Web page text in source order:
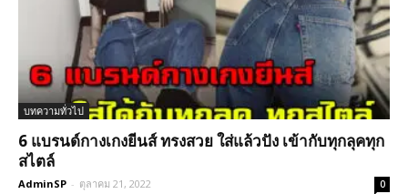
บทความทั่วไป
6 แบรนด์กางเกงยีนส์ ทรงสวย ใส่แล้วปัง เข้ากับทุกลุคทุก
สไตล์
AdminSP - ตุลาคม 21, 2022 0